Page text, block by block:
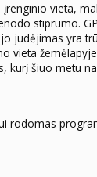
vieta,
stiprumo.
judėjimas yra
vieta
kurį šiuo metu
rodomas